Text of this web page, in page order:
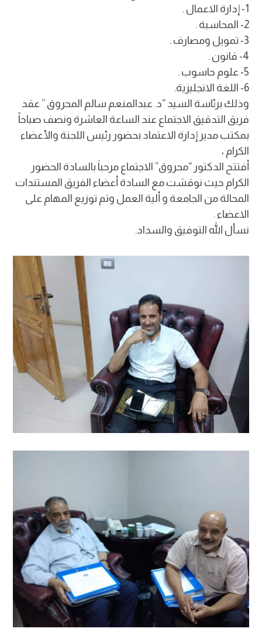
1- إدارة الاعمال .
2- المحاسبة .
3- تمويل ومصارف .
4- قانون .
5- علوم حاسوب .
6- اللغة الانجليزية.
وذلك برئاسة السيد “د. عبدالمنعم سالم المحروق ” عقد
فريق التدقيق الاجتماع عند الساعة العاشرة ونصف صباحاً
بمكتب مدير إدارة الاعتماد بحضور رئيس اللجنة والأعضاء
الكرام ،
أفتتح الدكتور “محروق” الاجتماع مرحباَ بالسادة الحضور
الكرام حيث نوقشت مع السادة أعضاء الفريق المستندات
المحالة من الجامعة و ألية العمل وتم توزيع المهام على
الاعضاء .
نسأل الله التوفيق والسداد.